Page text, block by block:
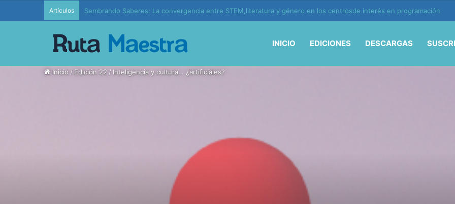
Artículos Edición 37 – Generaciones conectadas: educación y vida en la era de la IA
INICIO EDICIONES DESCARGAS
Inicio /Edición 22 /Inteligencia y cultura… ¿artificiales?